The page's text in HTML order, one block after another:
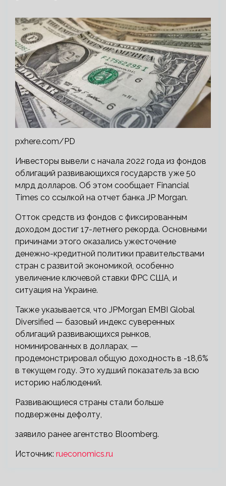
pxhere.com/PD
Инвесторы вывели с начала 2022 года из фондов
облигаций развивающихся государств уже 50
млрд долларов. Об этом сообщает Financial
Times со ссылкой на отчет банка JP Morgan.
Отток средств из фондов с фиксированным
доходом достиг 17-летнего рекорда. Основными
причинами этого оказались ужесточение
денежно-кредитной политики правительствами
стран с развитой экономикой, особенно
увеличение ключевой ставки ФРС США, и
ситуация на Украине.
Также указывается, что JPMorgan EMBI Global
Diversified — базовый индекс суверенных
облигаций развивающихся рынков,
номинированных в долларах, —
продемонстрировал общую доходность в -18,6%
в текущем году. Это худший показатель за всю
историю наблюдений.
Развивающиеся страны стали больше
подвержены дефолту,
заявило ранее агентство Bloomberg.
Источник: rueconomics.ru